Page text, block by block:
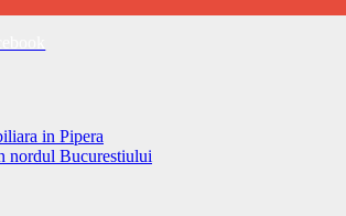
in Pipera
nordul Bucurestiului